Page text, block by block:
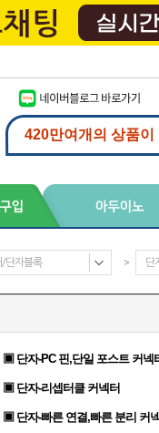
/단자블록 > 단
▣ 단자-PC 핀,단일 포스트 커넥
▣ 단자-리셉터클 커넥터
▣ 단자-빠른 연결,빠른 분리 커